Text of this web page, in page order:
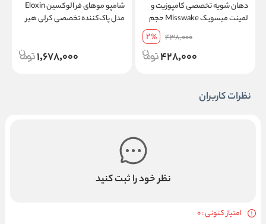
دهان شویه تخصصی کامپوزیت و
لمینت میسویک Misswake حجم
438,000
2%
428,000
شامپو موهای فر الوکسین Eloxin
مدل پاک‌کننده تخصصی کرلی هیر
1,678,000
نظرات کاربران
نظر خود را ثبت کنید
امتیاز کنونی : 0